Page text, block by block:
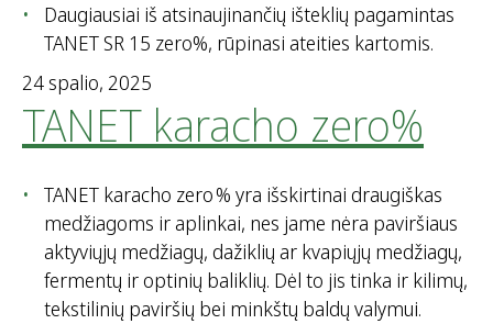
Daugiausiai iš atsinaujinančių išteklių pagamintas
TANET SR 15 zero%, rūpinasi ateities kartomis.
24 spalio, 2025
TANET karacho zero%
TANET karacho zero % yra išskirtinai draugiškas
medžiagoms ir aplinkai, nes jame nėra paviršiaus
aktyviųjų medžiagų, dažiklių ar kvapiųjų medžiagų,
fermentų ir optinių baliklių. Dėl to jis tinka ir kilimų,
tekstilinių paviršių bei minkštų baldų valymui.